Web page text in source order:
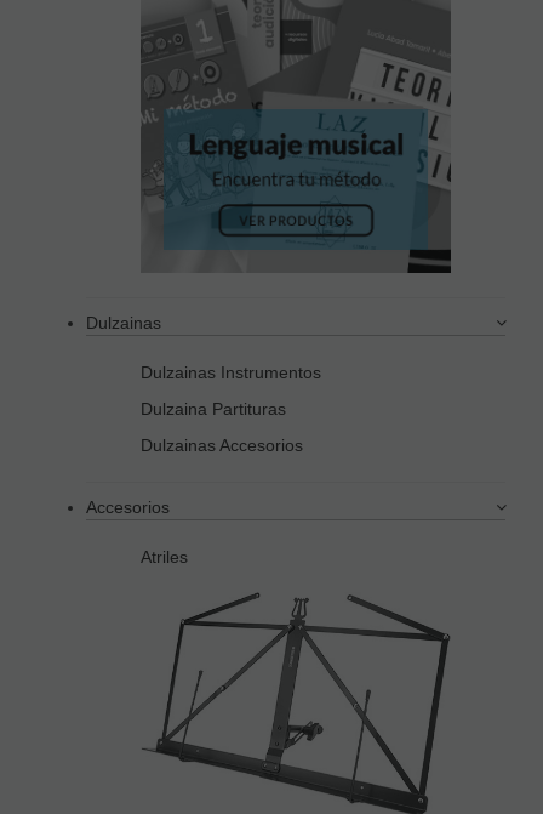
Dulzainas
Dulzainas Instrumentos
Dulzaina Partituras
Dulzainas Accesorios
Accesorios
Atriles